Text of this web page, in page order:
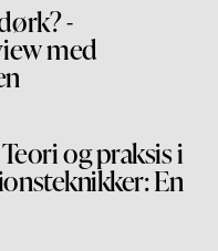
-
med
og praksis i
En